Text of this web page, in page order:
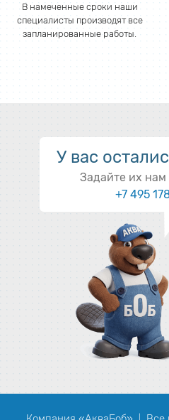
В намеченные сроки наши
специалисты производят все
запланированные работы.
У вас
Задайте их нам
+7 495